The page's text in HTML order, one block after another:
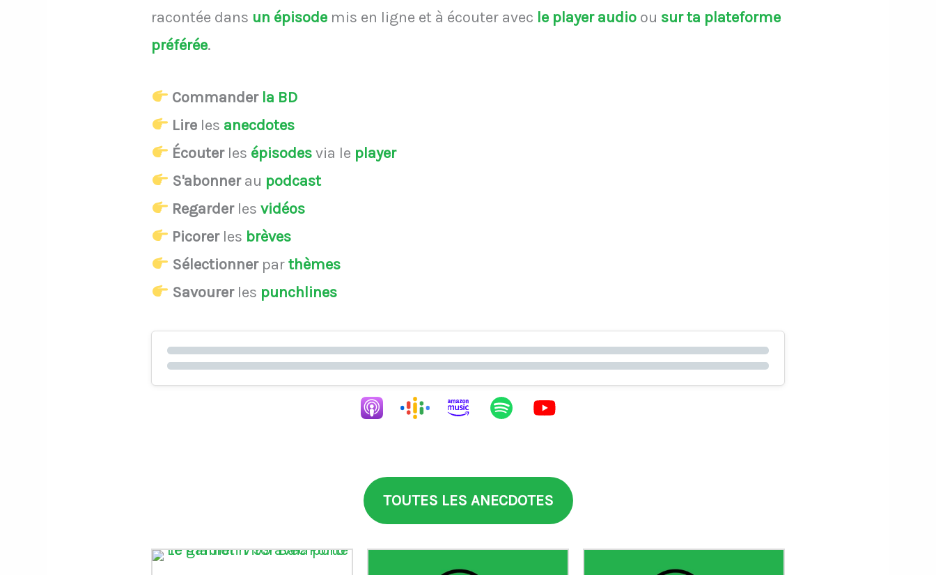
racontée dans un épisode mis en ligne et à écouter avec le player audio ou sur ta plateforme
préférée.
Commander la BD
Lire les anecdotes
Écouterles épisodesvia le player
S'abonnerau podcast
Regarderlesvidéos
Picorerles brèves
Sélectionnerparthèmes
Savourerles punchlines
TOUTES LES ANECDOTES